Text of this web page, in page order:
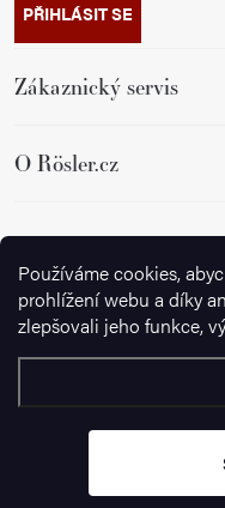
Používáme cookies,
prohlížení webu a díky
zlepšovali jeho funkce,
PŘIHLÁSIT SE
Zákaznický servis
O Rösler.cz